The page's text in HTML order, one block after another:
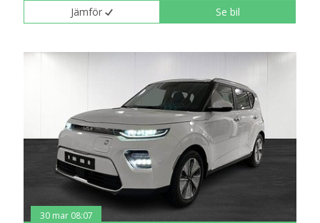
inställningar för cookies.
Jämför Se bil
30 mar 08:07